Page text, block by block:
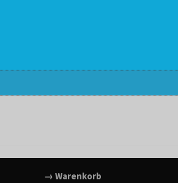
→ Warenkorb